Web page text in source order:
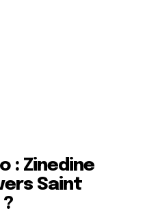
: Zinedine
Saint